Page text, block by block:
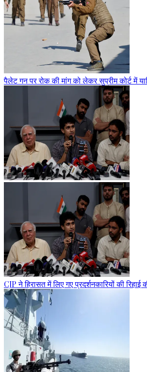
पैलेट गन पर रोक की मांग को लेकर सुप्रीम कोर्ट में
CJP ने हिरासत में लिए गए प्रदर्शनकारियों की रिहाई